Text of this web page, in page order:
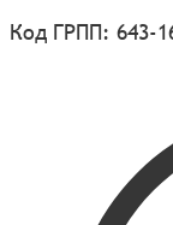
Код ГРПП: 643-